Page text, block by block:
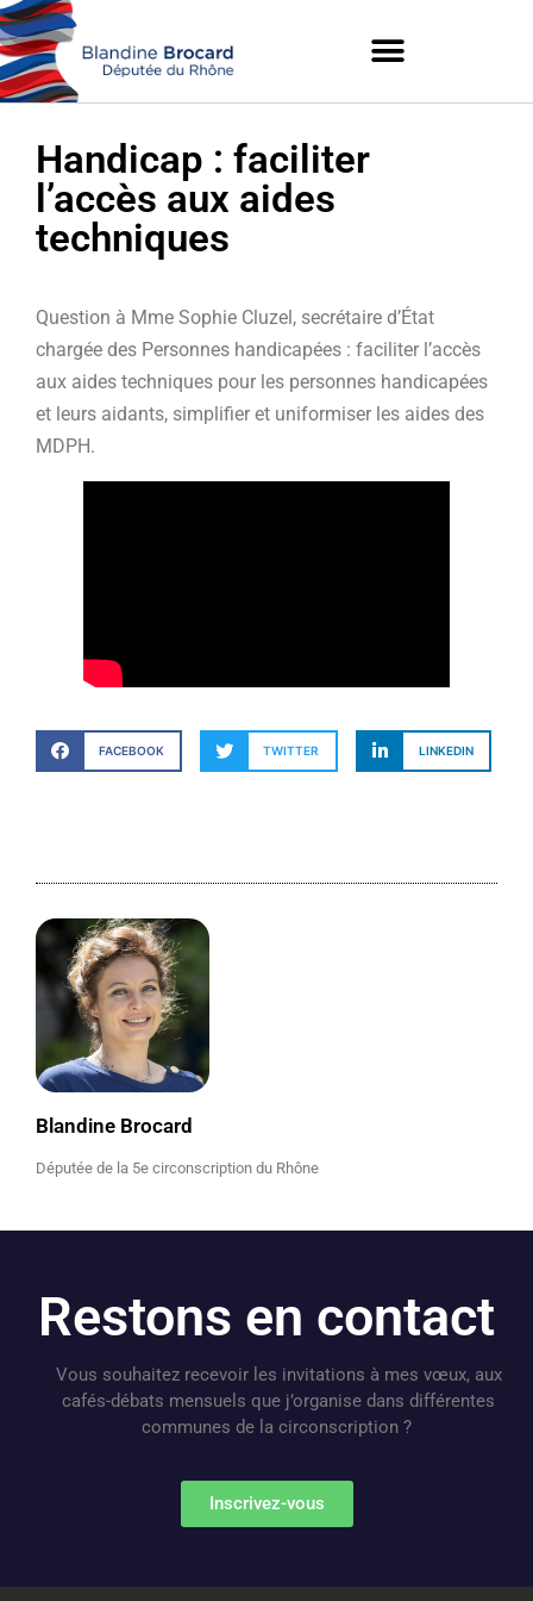
Blandine Brocard
Députée de la 5e circonscription du Rhône
Handicap : faciliter
l’accès aux aides
techniques
Question à Mme Sophie Cluzel, secrétaire d’État
chargée des Personnes handicapées : faciliter l’accès
aux aides techniques pour les personnes handicapées
et leurs aidants, simplifier et uniformiser les aides des
MDPH.
FACEBOOK TWITTER LINKEDIN
Restons en contact
Vous souhaitez recevoir les invitations à mes vœux, aux
cafés-débats mensuels que j’organise dans différentes
communes de la circonscription ?
Inscrivez-vous